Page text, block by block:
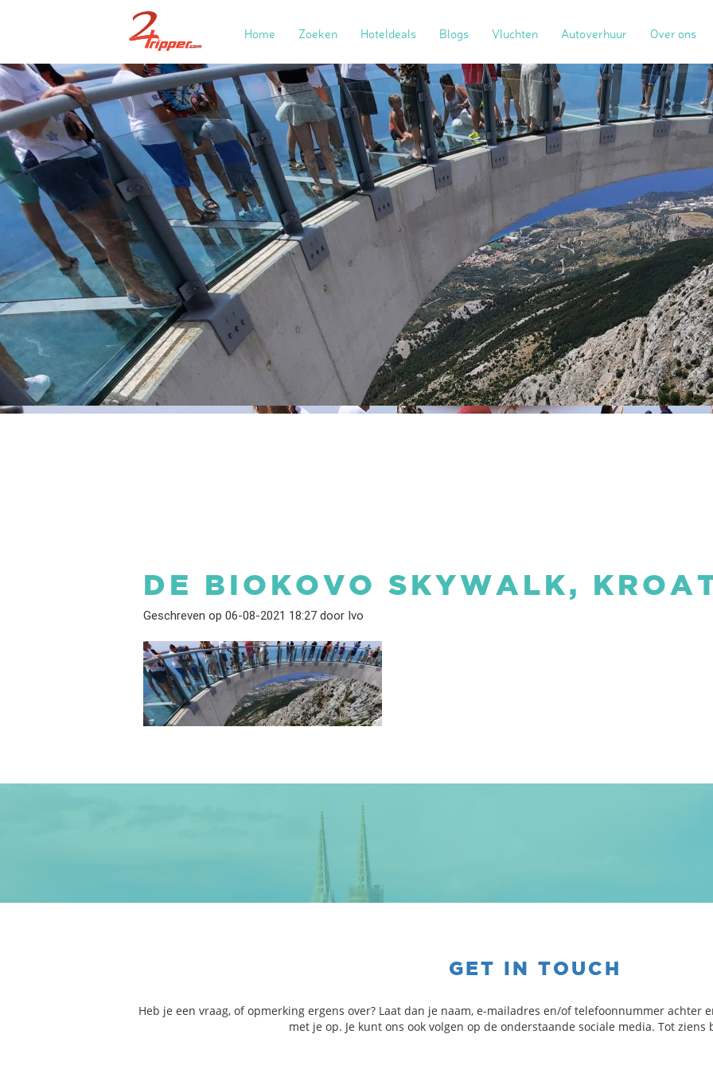
Home Zoeken Hoteldeals Blogs Vluchten Autoverhuur Over ons
DE BIOKOVO SKYWALK,
Geschreven op 06-08-2021 18:27 door Ivo
GET IN TOUCH
Heb je een vraag, of opmerking ergens over? Laat dan je naam, e-mailadres en/of telefoonnummer achter
met je op. Je kunt ons ook volgen op de onderstaande sociale media. Tot ziens